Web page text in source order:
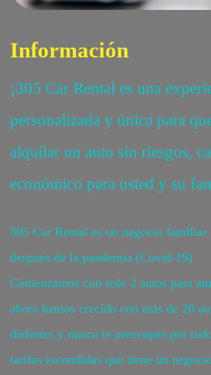
Información
¡305 Car Rental es una
personalizada y única para
alquilar un auto sin riesgos,
económico para usted y su
305 Car Rental es un negocio familiar
después de la pandemia (Covid-19)
Comenzamos con solo 2 autos para
ahora hemos crecido con más de 20
disfrutes y nunca te preocupes por
tarifas escondidas que tiene un